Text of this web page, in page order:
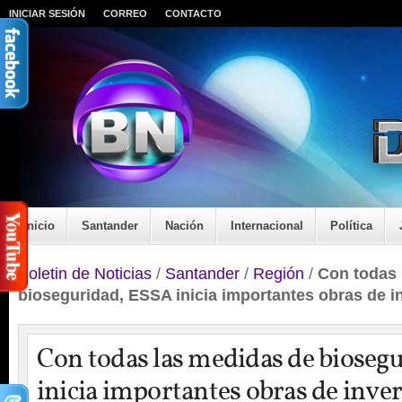
INICIAR SESIÓN CORREO CONTACTO
Inicio Santander Nación Internacional Política
Boletin de Noticias / Santander / Región / Con todas
bioseguridad, ESSA inicia importantes obras de
Con todas las medidas de
inicia importantes obras de